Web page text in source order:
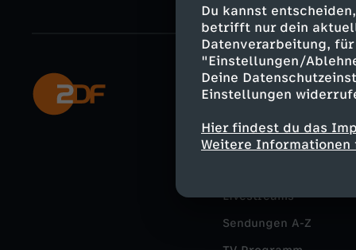
Du kannst
betrifft nur dein
Datenverarbeitung,
"Einstellungen/
Deine
Einstellungen
Hier findest du das
Weitere
Mehr ZDF
Smart TV
Livestreams
Sendungen A-Z